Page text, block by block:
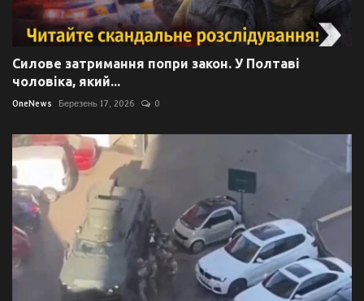
Силове затримання попри закон. У Полтаві
чоловіка, який...
OneNews Березень 17, 2026 0